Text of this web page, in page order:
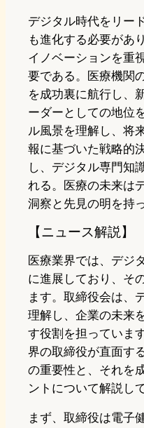
デジタル時代をリー
も進化する必要があ
イノベーションを重
要である。医療機関
を成功裏に航行し、
ーダーとしての地位
ル風景を理解し、将
報に基づいた戦略的
し、デジタル専門知
れる。医療の未来は
洞察と先見の明を持
【ニュース解説】
医療業界では、デジ
に進展しており、そ
ます。取締役会は、
理解し、企業の未来
す役割を担っていま
界の取締役が直面す
の重要性と、それを
ントについて解説し
まず、取締役は電子